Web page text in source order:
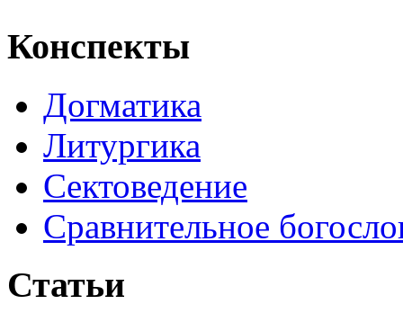
Конспекты
Догматика
Литургика
Сектоведение
Сравнительное
Статьи